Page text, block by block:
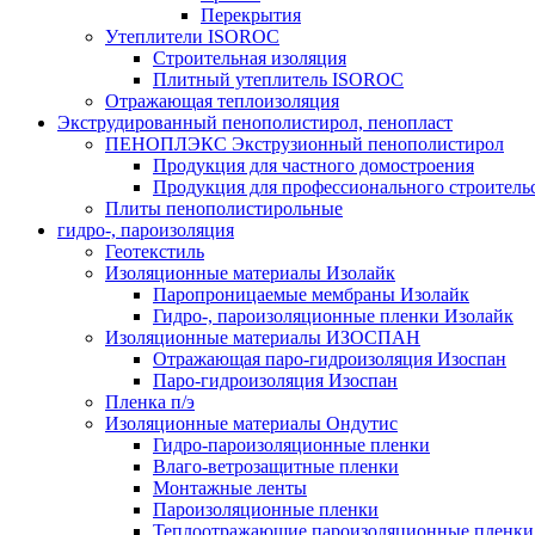
Перекрытия
Утеплители ISOROC
Строительная изоляция
Плитный утеплитель ISOROC
Отражающая теплоизоляция
Экструдированный пенополистирол, пенопласт
ПЕНОПЛЭКС Экструзионный пенополистирол
Продукция для частного домостроения
Продукция для профессионального
Плиты пенополистирольные
гидро-, пароизоляция
Геотекстиль
Изоляционные материалы Изолайк
Паропроницаемые мембраны Изолайк
Гидро-, пароизоляционные пленки Изолайк
Изоляционные материалы ИЗОСПАН
Отражающая паро-гидроизоляция Изоспан
Паро-гидроизоляция Изоспан
Пленка п/э
Изоляционные материалы Ондутис
Гидро-пароизоляционные пленки
Влаго-ветрозащитные пленки
Монтажные ленты
Пароизоляционные пленки
Теплоотражающие пароизоляционные пленки